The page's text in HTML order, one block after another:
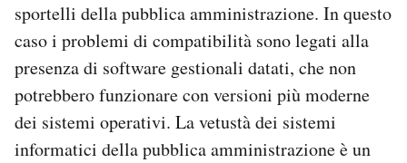
sportelli della pubblica amministrazione. In questo
caso i problemi di compatibilità sono legati alla
presenza di software gestionali datati, che non
potrebbero funzionare con versioni più moderne
dei sistemi operativi. La vetustà dei sistemi
informatici della pubblica amministrazione è un